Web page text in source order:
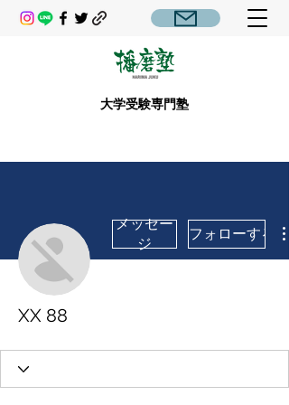
大学受験専門塾
メッセー
ジ
フォローする
XX 88